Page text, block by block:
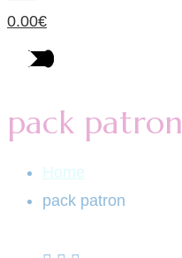
0.00€
pack patron
Home
pack patron